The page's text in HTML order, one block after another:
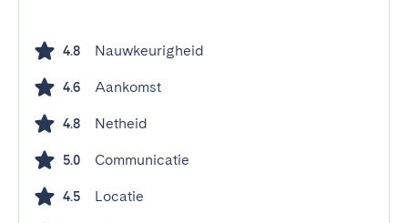
4.8 Nauwkeurigheid
4.6 Aankomst
4.8 Netheid
5.0 Communicatie
4.5 Locatie